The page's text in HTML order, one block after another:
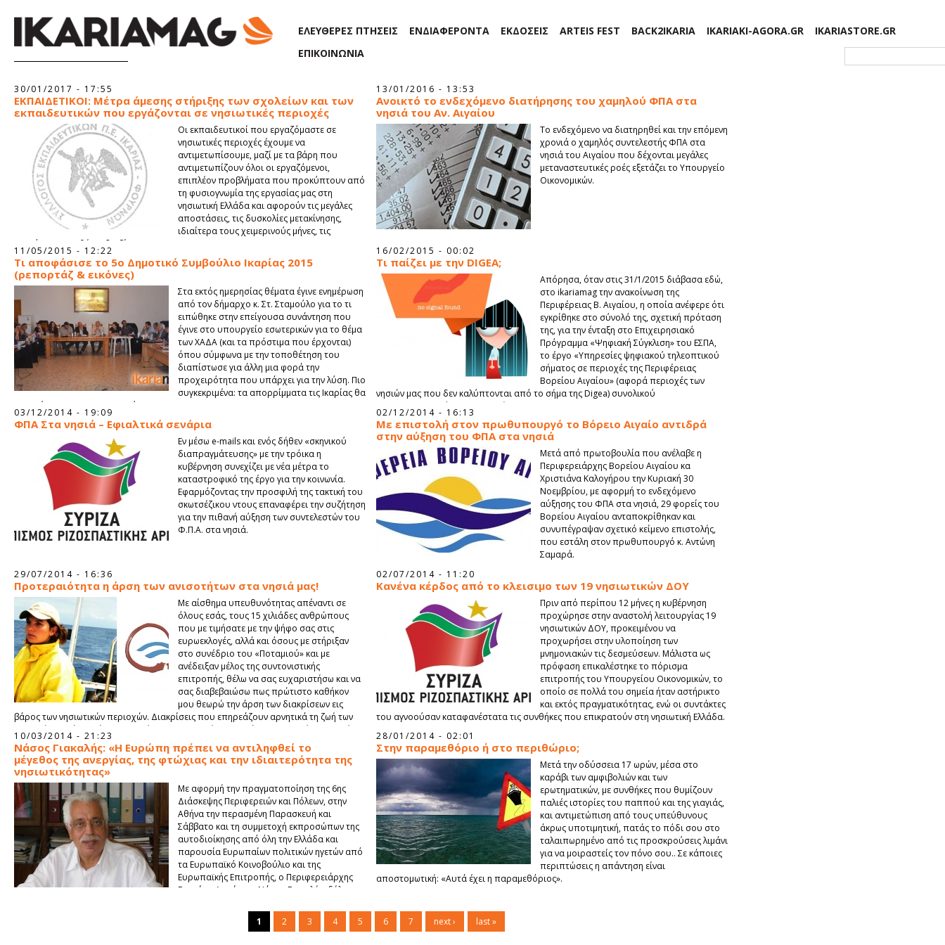
ΕΛΕΥΘΕΡΕΣ ΠΤΗΣΕΙΣ ΕΝΔΙΑΦΕΡΟΝΤΑ ΕΚΔΟΣΕΙΣ ARTEIS FEST BACK2IKARIA IKARIAKI-AGORA.GR
IKARIASTORE.GR
ΕΠΙΚΟΙΝΩΝΙΑ
30/01/2017 - 17:55
EΚΠΑΙΔΕΤΙΚΟΙ: Μέτρα άμεσης στήριξης των σχολείων και των
εκπαιδευτικών που εργάζονται σε νησιωτικές περιοχές
Οι εκπαιδευτικοί που εργαζόμαστε σε
νησιωτικές περιοχές έχουμε να
αντιμετωπίσουμε, μαζί με τα βάρη που
αντιμετωπίζουν όλοι οι εργαζόμενοι,
επιπλέον προβλήματα που προκύπτουν από
τη φυσιογνωμία της εργασίας μας στη
νησιωτική Ελλάδα και αφορούν τις μεγάλες
αποστάσεις, τις δυσκολίες μετακίνησης,
ιδιαίτερα τους χειμερινούς μήνες, τις
γενικότερες συνθήκες διαβίωσης.
13/01/2016 - 13:53
Ανοικτό το ενδεχόμενο διατήρησης του χαμηλού ΦΠΑ στα
νησιά του Αν. Αιγαίου
Το ενδεχόμενο να διατηρηθεί και την επόμενη
χρονιά ο χαμηλός συντελεστής ΦΠΑ στα
νησιά του Αιγαίου που δέχονται μεγάλες
μεταναστευτικές ροές εξετάζει το Υπουργείο
Οικονομικών.
11/05/2015 - 12:22
Τι αποφάσισε το 5ο Δημοτικό Συμβούλιο Ικαρίας 2015
(ρεπορτάζ & εικόνες)
Στα εκτός ημερησίας θέματα έγινε ενημέρωση
από τον δήμαρχο κ. Στ. Σταμούλο για το τι
ειπώθηκε στην επείγουσα συνάντηση που
έγινε στο υπουργείο εσωτερικών για το θέμα
των ΧΑΔΑ (και τα πρόστιμα που έρχονται)
όπου σύμφωνα με την τοποθέτηση του
διαπίστωσε για άλλη μια φορά την
προχειρότητα που υπάρχει για την λύση. Πιο
συγκεκριμένα: τα απορρίμματα τις Ικαρίας θα
μεταφέρονται στον ΧΥΤΑ Φούρνων.
16/02/2015 - 00:02
Τι παίζει με την DIGEA;
Απόρησα, όταν στις 31/1/2015 διάβασα εδώ,
στο ikariamag την ανακοίνωση της
Περιφέρειας Β. Αιγαίου, η οποία ανέφερε ότι
εγκρίθηκε στο σύνολό της, σχετική πρόταση
της, για την ένταξη στο Επιχειρησιακό
Πρόγραμμα «Ψηφιακή Σύγκλιση» του ΕΣΠΑ,
το έργο «Υπηρεσίες ψηφιακού τηλεοπτικού
σήματος σε περιοχές της Περιφέρειας
Βορείου Αιγαίου» (αφορά περιοχές των
νησιών μας που δεν καλύπτονται από το σήμα της Digea) συνολικού
Προϋπολογισμού 559.500 ευρώ.
03/12/2014 - 19:09
ΦΠΑ Στα νησιά – Εφιαλτικά σενάρια
Εν μέσω e-mails και ενός δήθεν «σκηνικού
διαπραγμάτευσης» με την τρόικα η
κυβέρνηση συνεχίζει με νέα μέτρα το
καταστροφικό της έργο για την κοινωνία.
Εφαρμόζοντας την προσφιλή της τακτική του
σκωτσέζικου ντους επαναφέρει την συζήτηση
για την πιθανή αύξηση των συντελεστών του
Φ.Π.Α. στα νησιά.
02/12/2014 - 16:13
Με επιστολή στον πρωθυπουργό τo Βόρειο Αιγαίο αντιδρά
στην αύξηση του ΦΠΑ στα νησιά
Μετά από πρωτοβουλία που ανέλαβε η
Περιφερειάρχης Βορείου Αιγαίου κα
Χριστιάνα Καλογήρου την Κυριακή 30
Νοεμβρίου, με αφορμή το ενδεχόμενο
αύξησης του ΦΠΑ στα νησιά, 29 φορείς του
Βορείου Αιγαίου ανταποκρίθηκαν και
συνυπέγραψαν σχετικό κείμενο επιστολής,
που εστάλη στον πρωθυπουργό κ. Αντώνη
Σαμαρά.
29/07/2014 - 16:36
Προτεραιότητα η άρση των ανισοτήτων στα νησιά μας!
Με αίσθημα υπευθυνότητας απέναντι σε
όλους εσάς, τους 15 χιλιάδες ανθρώπους
που με τιμήσατε με την ψήφο σας στις
ευρωεκλογές, αλλά και όσους με στήριξαν
στο συνέδριο του «Ποταμιού» και με
ανέδειξαν μέλος της συντονιστικής
επιτροπής, θέλω να σας ευχαριστήσω και να
σας διαβεβαιώσω πως πρώτιστο καθήκον
μου θεωρώ την άρση των διακρίσεων εις
βάρος των νησιωτικών περιοχών. Διακρίσεις που επηρεάζουν αρνητικά τη ζωή των
νησιωτών σε κάθε επίπεδο: σε θέματα προστασίας περιβάλλοντος, υγείας, παιδείας,
μεταφορικού ισοδύναμου και ίσων ευκαιριών.
02/07/2014 - 11:20
Κανένα κέρδος από το κλεισιμο των 19 νησιωτικών ΔΟΥ
Πριν από περίπου 12 μήνες η κυβέρνηση
προχώρησε στην αναστολή λειτουργίας 19
νησιωτικών ΔΟΥ, προκειμένου να
προχωρήσει στην υλοποίηση των
μνημονιακών τις δεσμεύσεων. Μάλιστα ως
πρόφαση επικαλέστηκε το πόρισμα
επιτροπής του Υπουργείου Οικονομικών, το
οποίο σε πολλά του σημεία ήταν αστήρικτο
και εκτός πραγματικότητας, ενώ οι συντάκτες
του αγνοούσαν καταφανέστατα τις συνθήκες που επικρατούν στη νησιωτική Ελλάδα.
10/03/2014 - 21:23
Νάσος Γιακαλής: «Η Ευρώπη πρέπει να αντιληφθεί το
μέγεθος της ανεργίας, της φτώχιας και την ιδιαιτερότητα της
νησιωτικότητας»
Με αφορμή την πραγματοποίηση της 6ης
Διάσκεψης Περιφερειών και Πόλεων, στην
Αθήνα την περασμένη Παρασκευή και
Σάββατο και τη συμμετοχή εκπροσώπων της
αυτοδιοίκησης από όλη την Ελλάδα και
παρουσία Ευρωπαίων πολιτικών ηγετών από
τα Ευρωπαϊκό Κοινοβούλιο και της
Ευρωπαϊκής Επιτροπής, ο Περιφερειάρχης
Βορείου Αιγαίου κ. Νάσος Γιακαλής, δήλωσε:
28/01/2014 - 02:01
Στην παραμεθόριο ή στο περιθώριο;
Μετά την οδύσσεια 17 ωρών, μέσα στο
καράβι των αμφιβολιών και των
ερωτηματικών, με συνθήκες που θυμίζουν
παλιές ιστορίες του παππού και της γιαγιάς,
και αντιμετώπιση από τους υπεύθυνους
άκρως υποτιμητική, πατάς το πόδι σου στο
ταλαιπωρημένο από τις προσκρούσεις λιμάνι
για να μοιραστείς τον πόνο σου.. Σε κάποιες
περιπτώσεις η απάντηση είναι
αποστομωτική: «Αυτά έχει η παραμεθόριος».
1 2 3 4 5 6 7 next › last »